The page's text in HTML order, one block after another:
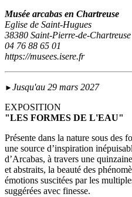
Musée arcabas en Chartreuse
Eglise de Saint-Hugues
38380 Saint-Pierre-de-Chartreuse
04 76 88 65 01
https://musees.isere.fr
► Jusqu'au 29 mars 2027
EXPOSITION
"LES FORMES DE L'EAU"
Présente dans la nature sous des
une source d’inspiration
d’Arcabas, à travers une
et abstraits, la beauté des
émotions suscitées par les
suggérées avec finesse.